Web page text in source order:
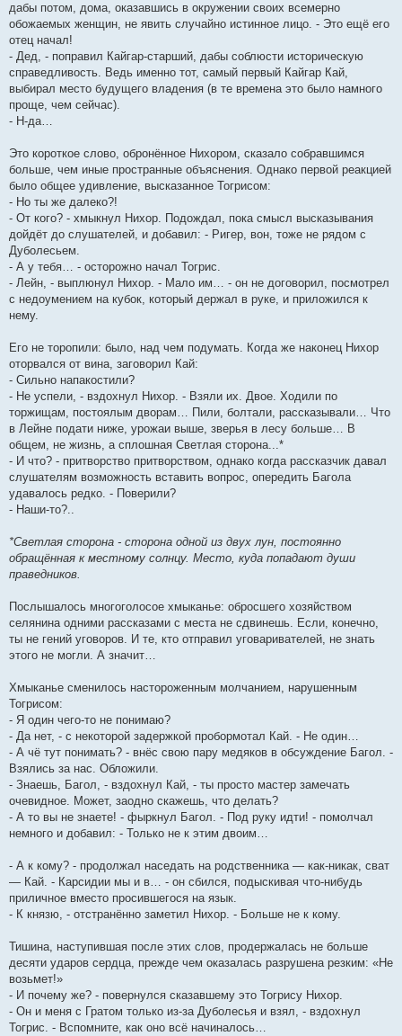
дабы потом, дома, оказавшись в окружении своих всемерно
обожаемых женщин, не явить случайно истинное лицо. - Это ещё его
отец начал!
- Дед, - поправил Кайгар-старший, дабы соблюсти историческую
справедливость. Ведь именно тот, самый первый Кайгар Кай,
выбирал место будущего владения (в те времена это было намного
проще, чем сейчас).
- Н-да…
Это короткое слово, обронённое Нихором, сказало собравшимся
больше, чем иные пространные объяснения. Однако первой реакцией
было общее удивление, высказанное Тогрисом:
- Но ты же далеко?!
- От кого? - хмыкнул Нихор. Подождал, пока смысл высказывания
дойдёт до слушателей, и добавил: - Ригер, вон, тоже не рядом с
Дуболесьем.
- А у тебя… - осторожно начал Тогрис.
- Лейн, - выплюнул Нихор. - Мало им… - он не договорил, посмотрел
с недоумением на кубок, который держал в руке, и приложился к
нему.
Его не торопили: было, над чем подумать. Когда же наконец Нихор
оторвался от вина, заговорил Кай:
- Сильно напакостили?
- Не успели, - вздохнул Нихор. - Взяли их. Двое. Ходили по
торжищам, постоялым дворам… Пили, болтали, рассказывали… Что
в Лейне подати ниже, урожаи выше, зверья в лесу больше… В
общем, не жизнь, а сплошная Светлая сторона...*
- И что? - притворство притворством, однако когда рассказчик давал
слушателям возможность вставить вопрос, опередить Багола
удавалось редко. - Поверили?
- Наши-то?..
*Светлая сторона - сторона одной из двух лун, постоянно
обращённая к местному солнцу. Место, куда попадают души
праведников.
Послышалось многоголосое хмыканье: обросшего хозяйством
селянина одними рассказами с места не сдвинешь. Если, конечно,
ты не гений уговоров. И те, кто отправил уговаривателей, не знать
этого не могли. А значит…
Хмыканье сменилось настороженным молчанием, нарушенным
Тогрисом:
- Я один чего-то не понимаю?
- Да нет, - с некоторой задержкой пробормотал Кай. - Не один…
- А чё тут понимать? - внёс свою пару медяков в обсуждение Багол. -
Взялись за нас. Обложили.
- Знаешь, Багол, - вздохнул Кай, - ты просто мастер замечать
очевидное. Может, заодно скажешь, что делать?
- А то вы не знаете! - фыркнул Багол. - Под руку идти! - помолчал
немного и добавил: - Только не к этим двоим…
- А к кому? - продолжал наседать на родственника — как-никак, сват
— Кай. - Карсидии мы и в… - он сбился, подыскивая что-нибудь
приличное вместо просившегося на язык.
- К князю, - отстранённо заметил Нихор. - Больше не к кому.
Тишина, наступившая после этих слов, продержалась не больше
десяти ударов сердца, прежде чем оказалась разрушена резким: «Не
возьмет!»
- И почему же? - повернулся сказавшему это Тогрису Нихор.
- Он и меня с Гратом только из-за Дуболесья и взял, - вздохнул
Тогрис. - Вспомните, как оно всё начиналось…